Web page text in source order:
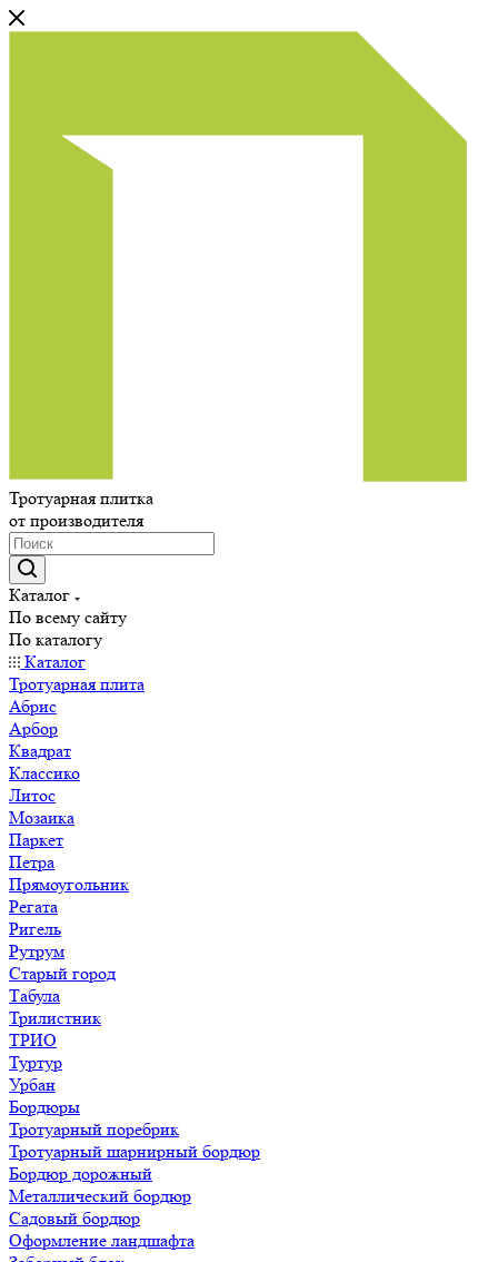
Тротуарная плитка
от производителя
Каталог
По всему сайту
По каталогу
Каталог
Тротуарная плита
Абрис
Арбор
Квадрат
Классико
Литос
Мозаика
Паркет
Петра
Прямоугольник
Регата
Ригель
Рутрум
Старый город
Табула
Трилистник
ТРИО
Туртур
Урбан
Бордюры
Тротуарный поребрик
Тротуарный шарнирный бордюр
Бордюр дорожный
Металлический бордюр
Садовый бордюр
Оформление ландшафта